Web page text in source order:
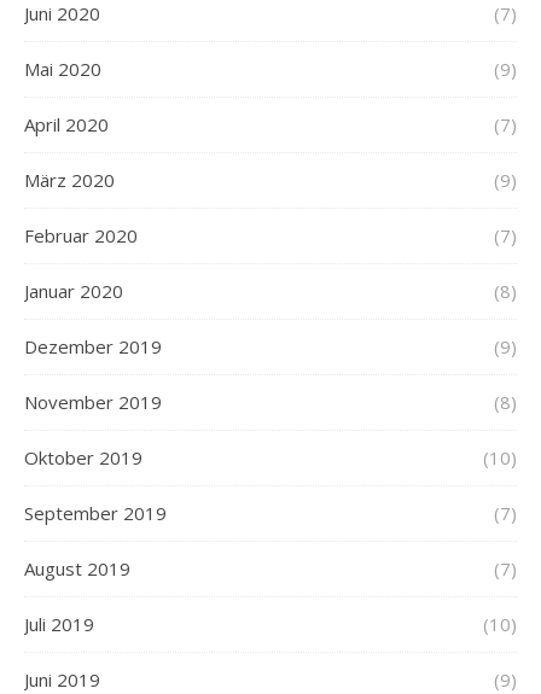
Juni 2020 (7)
Mai 2020 (9)
April 2020 (7)
März 2020 (9)
Februar 2020 (7)
Januar 2020 (8)
Dezember 2019 (9)
November 2019 (8)
Oktober 2019 (10)
September 2019 (7)
August 2019 (7)
Juli 2019 (10)
Juni 2019 (9)